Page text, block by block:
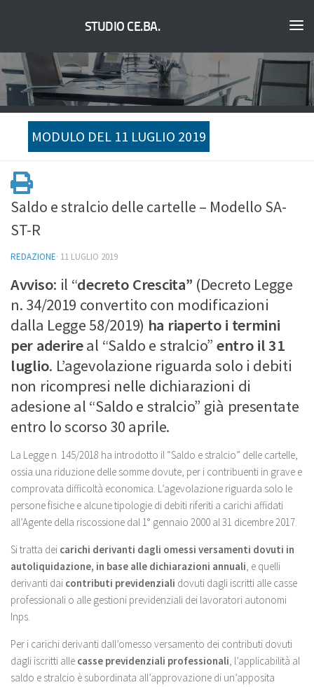
STUDIO CE.BA.
MODULO DEL 11 LUGLIO 2019
Saldo e stralcio delle cartelle – Modello SA-
ST-R
REDAZIONE· 11 LUGLIO 2019
Avviso: il “decreto Crescita” (Decreto Legge
n. 34/2019 convertito con modificazioni
dalla Legge 58/2019) ha riaperto i termini
per aderireal “Saldo e stralcio” entro il 31
luglio. L’agevolazione riguarda solo i debiti
non ricompresi nelle dichiarazioni di
adesione al “Saldo e stralcio” già presentate
entro lo scorso 30 aprile.
La Legge n. 145/2018 ha introdotto il “Saldo e stralcio” delle cartelle,
ossia una riduzione delle somme dovute, per i contribuenti in grave e
comprovata difficoltà economica. L’agevolazione riguarda solo le
persone fisiche e alcune tipologie di debiti riferiti a carichi affidati
all’Agente della riscossione dal 1° gennaio 2000 al 31 dicembre 2017.
Si tratta dei carichi derivanti dagli omessi versamenti dovuti in
autoliquidazione, in base alle dichiarazioni annuali, e quelli
derivanti dai contributi previdenziali dovuti dagli iscritti alle casse
professionali o alle gestioni previdenziali dei lavoratori autonomi
Inps.
Per i carichi derivanti dall’omesso versamento dei contributi dovuti
dagli iscritti alle casse previdenziali professionali, l’applicabilità al
saldo e stralcio è subordinata all’approvazione di un’apposita